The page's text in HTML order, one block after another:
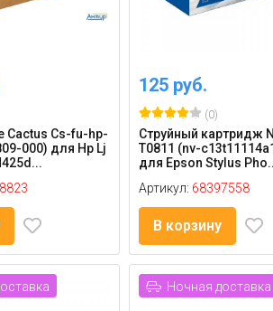
Cactus Cs-fu-hp-
000) для Hp Lj
125 руб.
(0)
Струйный картридж
T0811 (nv-
для Epson Stylus
Артикул: 68397558
В корзину
Ночная доставка